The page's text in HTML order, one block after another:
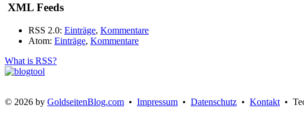
XML Feeds
RSS 2.0: Einträge, Kommentare
Atom: Einträge, Kommentare
What is RSS?
© 2026 by GoldseitenBlog.com • Impressum • Datenschutz • Kontakt •